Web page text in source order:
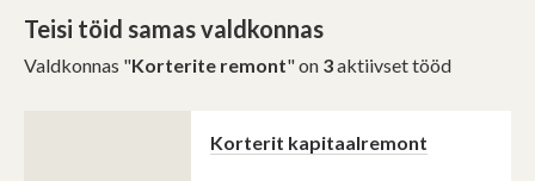
Teisi töid samas valdkonnas
Valdkonnas "Korterite remont" on 3aktiivset tööd
Korterit kapitaalremont